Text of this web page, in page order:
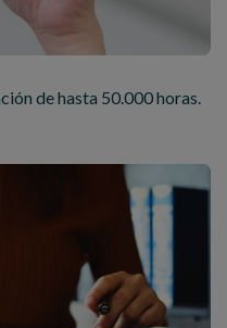
de hasta 50.000 horas.